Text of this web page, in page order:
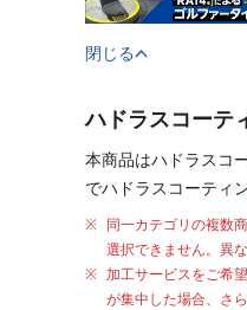
閉じる
ハドラスコーテ
本商品はハドラスコ
でハドラスコーティ
同一カテゴリの複数
選択できません。異
加工サービスをご希
が集中した場合、さ